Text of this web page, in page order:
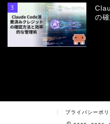
3
の
プライバシーポリ